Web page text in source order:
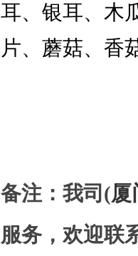
耳、银耳、木
片、蘑菇、香
备注：我司(厦
服务，欢迎联